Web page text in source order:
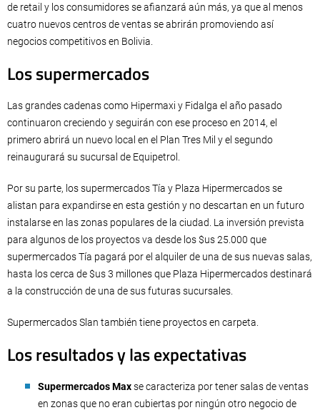
de retail y los consumidores se afianzará aún más, ya que al menos
cuatro nuevos centros de ventas se abrirán promoviendo así
negocios competitivos en Bolivia.
Los supermercados
Las grandes cadenas como Hipermaxi y Fidalga el año pasado
continuaron creciendo y seguirán con ese proceso en 2014, el
primero abrirá un nuevo local en el Plan Tres Mil y el segundo
reinaugurará su sucursal de Equipetrol.
Por su parte, los supermercados Tía y Plaza Hipermercados se
alistan para expandirse en esta gestión y no descartan en un futuro
instalarse en las zonas populares de la ciudad. La inversión prevista
para algunos de los proyectos va desde los $us 25.000 que
supermercados Tía pagará por el alquiler de una de sus nuevas salas,
hasta los cerca de $us 3 millones que Plaza Hipermercados destinará
a la construcción de una de sus futuras sucursales.
Supermercados Slan también tiene proyectos en carpeta.
Los resultados y las expectativas
Supermercados Maxse caracteriza por tener salas de ventas
en zonas que no eran cubiertas por ningún otro negocio de